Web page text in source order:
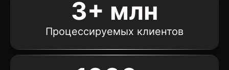
White – label интерфейспрограммы лояльности,
бесшовно интегрируемый в мобильное
приложение банка и интернет – банкинг
3+ млн
Процессируемых клиентов